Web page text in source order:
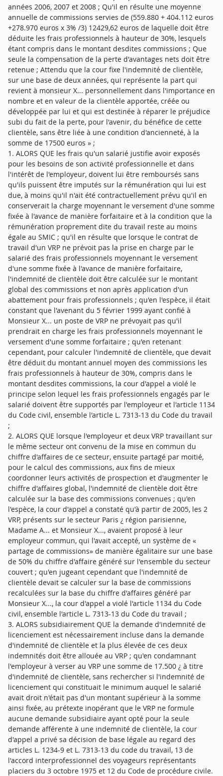
années 2006, 2007 et 2008 ; Qu'il en résulte une moyenne
annuelle de commissions servies de (559.880 + 404.112 euros
+278.970 euros x 3% /3) 12429,62 euros de laquelle doit être
déduite les frais professionnels à hauteur de 30%, lesquels
étant compris dans le montant desdites commissions ; Que
seule la compensation de la perte d'avantages nets doit être
retenue ; Attendu que la cour fixe l'indemnité de clientèle,
sur une base de deux années, qui représente la part qui
revient à monsieur X... personnellement dans l'importance en
nombre et en valeur de la clientèle apportée, créée ou
développée par lui et qui est destinée à réparer le préjudice
subi du fait de la perte, pour l'avenir, du bénéfice de cette
clientèle, sans être liée à une condition d'ancienneté, à la
somme de 17500 euros » ;
1. ALORS QUE les frais qu'un salarié justifie avoir exposés
pour les besoins de son activité professionnelle et dans
l'intérêt de l'employeur, doivent lui être remboursés sans
qu'ils puissent être imputés sur la rémunération qui lui est
due, à moins qu'il n'ait été contractuellement prévu qu'il en
conserverait la charge moyennant le versement d'une somme
fixée à l'avance de manière forfaitaire et à la condition que la
rémunération proprement dite du travail reste au moins
égale au SMIC ; qu'il en résulte que lorsque le contrat de
travail d'un VRP ne prévoit pas la prise en charge par le
salarié des frais professionnels moyennant le versement
d'une somme fixée à l'avance de manière forfaitaire,
l'indemnité de clientèle doit être calculée sur le montant
global des commissions et non après application d'un
abattement pour frais professionnels ; qu'en l'espèce, il était
constant que l'avenant du 5 février 1999 ayant confié à
Monsieur X... un poste de VRP ne prévoyait pas qu'il
prendrait en charge les frais professionnels moyennant le
versement d'une somme forfaitaire ; qu'en retenant
cependant, pour calculer l'indemnité de clientèle, que devait
être déduit du montant annuel moyen des commissions les
frais professionnels à hauteur de 30%, compris dans le
montant desdites commissions, la cour d'appel a violé le
principe selon lequel les frais professionnels engagés par le
salarié doivent être supportés par l'employeur et l'article 1134
du Code civil, ensemble l'article L. 7313-13 du Code du travail
;
2. ALORS QUE lorsque l'employeur et deux VRP travaillant sur
le même secteur ont convenu de la mise en commun du
chiffre d'affaires de ce secteur, ensuite partagé par moitié,
pour le calcul des commissions, aux fins de mieux
coordonner leurs activités de prospection et d'augmenter le
chiffre d'affaires global, l'indemnité de clientèle doit être
calculée sur la base des commissions convenues ; qu'en
l'espèce, la cour d'appel a constaté qu'à partir de 2005, les 2
VRP, présents sur le secteur Paris ¿ région parisienne,
Madame A... et Monsieur X..., avaient proposé à leur
employeur commun, qui l'avait accepté, un système de «
partage de commissions» de manière égalitaire sur une base
de 50% du chiffre d'affaire généré sur l'ensemble du secteur
couvert ; qu'en jugeant cependant que l'indemnité de
clientèle devait se calculer sur la base de commissions
recalculées sur la base du chiffre d'affaires généré par
Monsieur X..., la cour d'appel a violé l'article 1134 du Code
civil, ensemble l'article L. 7313-13 du Code du travail ;
3. ALORS subsidiairement QUE la demande d'indemnité de
licenciement est nécessairement incluse dans la demande
d'indemnité de clientèle et la plus élevée de ces deux
indemnités doit être allouée au VRP ; qu'en condamnant
l'employeur à verser au VRP une somme de 17.500 ¿ à titre
d'indemnité de clientèle, sans rechercher si l'indemnité de
licenciement qui constituait le minimum auquel le salarié
avait droit n'était pas d'un montant supérieur à la somme
ainsi fixée, au prétexte inopérant que le VRP ne formule
aucune demande subsidiaire ayant opté pour la seule
demande afférente à une indemnité de clientèle, la cour
d'appel a privé sa décision de base légale au regard des
articles L. 1234-9 et L. 7313-13 du code du travail, 13 de
l'accord interprofessionnel des voyageurs représentants
placiers du 3 octobre 1975 et 12 du Code de procédure civile.